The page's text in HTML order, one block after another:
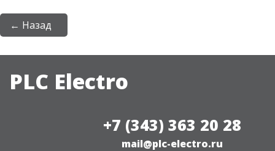
← Назад
PLC Electro
+7 (343) 363 20 28
mail@plc-electro.ru